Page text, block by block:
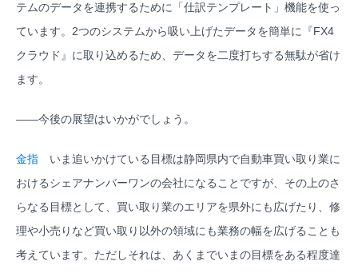
テムのデータを連携するために「仕訳テンプレート」機能を使っ
ています。2つのシステムから吸い上げたデータを簡単に『FX4
クラウド』に取り込めるため、データを二度打ちする無駄が省け
ます。
――今後の展望はいかがでしょう。
金指 いま追いかけている目標は静岡県内で自動車買い取り業に
おけるシェアナンバーワンの会社になることですが、その上のさ
らなる目標として、買い取り業のエリアを県外にも広げたり、修
理や小売りなど買い取り以外の領域にも業務の幅を広げることも
考えています。ただしそれは、あくまでいまの目標をある程度達